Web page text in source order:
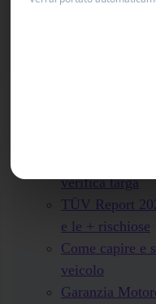
verifica targa
TÜV Report
e le + rischiose
Come capire e
veicolo
Garanzia